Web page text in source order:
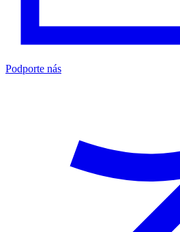
Podporte nás